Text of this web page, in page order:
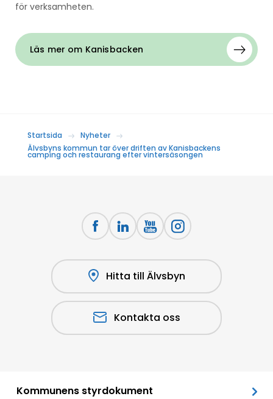
för verksamheten.
Läs mer om Kanisbacken
Startsida
Nyheter
Älvsbyns kommun tar över driften av Kanisbackens
camping och restaurang efter vintersäsongen
Hitta till Älvsbyn
Kontakta oss
Kommunens styrdokument